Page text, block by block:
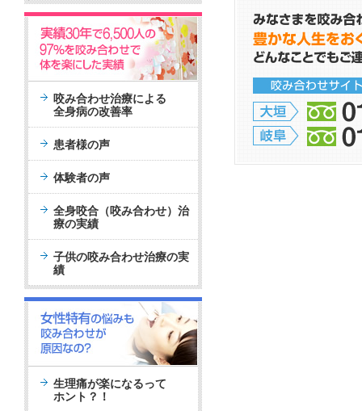
咬み合わせ治療による
全身病の改善率
患者様の声
体験者の声
全身咬合（咬み合わせ）治
療の実績
子供の咬み合わせ治療の実
績
生理痛が楽になるって
ホント？！